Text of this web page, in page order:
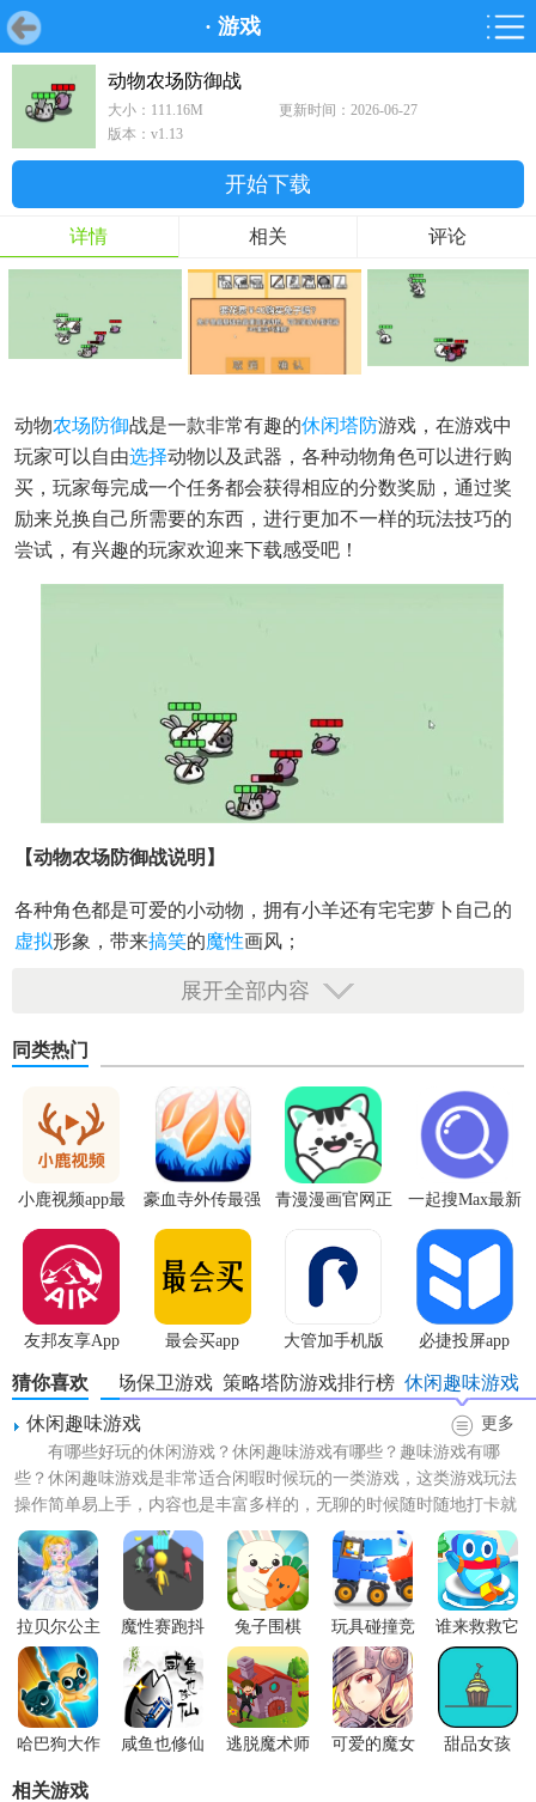
· 游戏
游戏 软件
软件 鸿蒙
游戏
鸿蒙 专题
动物农场防御战
大小：111.16M
更新时间：2026-06-27
版本：v1.13
开始下载
详情 相关 评论
动物农场防御战是一款非常有趣的休闲塔防游戏，在游戏中
玩家可以自由选择动物以及武器，各种动物角色可以进行购
买，玩家每完成一个任务都会获得相应的分数奖励，通过奖
励来兑换自己所需要的东西，进行更加不一样的玩法技巧的
尝试，有兴趣的玩家欢迎来下载感受吧！
【动物农场防御战说明】
各种角色都是可爱的小动物，拥有小羊还有宅宅萝卜自己的
虚拟形象，带来搞笑的魔性画风；
各种武器也是非常的接地气，会拥有非常真实的攻击能力，
拥有多个角色可以进行召唤，只要是有金币就可以进行召
唤，角色越多，胜利的概率救会越大。
【动物农场防御战特色】
玩家可以通过各种渠道解锁更强大的农场动物，不同形状的
可爱动物角色，可以满足玩家的收藏爱好。
丰富精彩的玩法模式，玩家可以享受到更多的乐趣，玩家会
从各个方面感受到战斗的刺激，指尖策略。
把各种机会把握好，用对战术才能赢得希望。
【动物农场防御战玩法操作】
1、不同的武器会有不同的属性，并且也会有不同的属性功能
加成，所以玩家需要为角色选择适合装备；
2、带来更加具有特色的策略内容，越到后面就会越难，将会
带来更加刺激的战斗，怪物会越来越多；
3、玩家可以召唤更多不同战斗方式的角色，拥有近战还有远
攻的游戏能力，可以相互之间进行配合。
展开全部内容
同类热门
小鹿视频app最
新版
豪血寺外传最强
传说无限血版
青漫漫画官网正
一起搜Max最新
版
友邦友享App 最会买app 大管加手机版 必捷投屏app
猜你喜欢 休闲趣味游戏
策略塔防游戏排行榜
动物农场保卫游戏
休闲趣味游戏
更多
有哪些好玩的休闲游戏？休闲趣味游戏有哪些？趣味游戏有哪
些？休闲趣味游戏是非常适合闲暇时候玩的一类游戏，这类游戏玩法
操作简单易上手，内容也是丰富多样的，无聊的时候随时随地打卡就
可以来一把，好玩又有趣，对...
拉贝尔公主
魔性赛跑抖
音小游戏
兔子围棋
玩具碰撞竞
技场
谁来救救它
哈巴狗大作
咸鱼也修仙 逃脱魔术师
可爱的魔女
甜品女孩
相关游戏